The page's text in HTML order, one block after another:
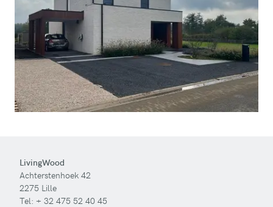
LivingWood
Achterstenhoek 42
2275 Lille
Tel: + 32 475 52 40 45